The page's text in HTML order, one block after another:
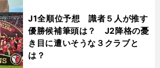
J1全順位予想 識者５人が推す
優勝候補筆頭は？ J2降格の憂
き目に遭いそうな３クラブと
は？